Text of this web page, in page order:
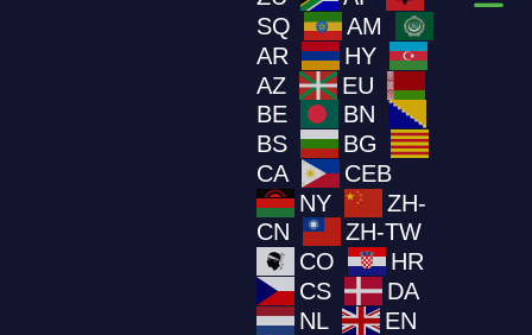
SQ
AM
AR
HY
AZ
EU
BE
BN
BS
BG
CA
CEB
NY
ZH-
CN
ZH-TW
CO
HR
CS
DA
NL
EN